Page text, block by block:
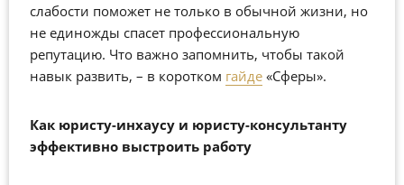
слабости поможет не только в обычной жизни, но
не единожды спасет профессиональную
репутацию. Что важно запомнить, чтобы такой
навык развить, – в коротком гайде «Сферы».
Как юристу-инхаусу и юристу-консультанту
эффективно выстроить работу